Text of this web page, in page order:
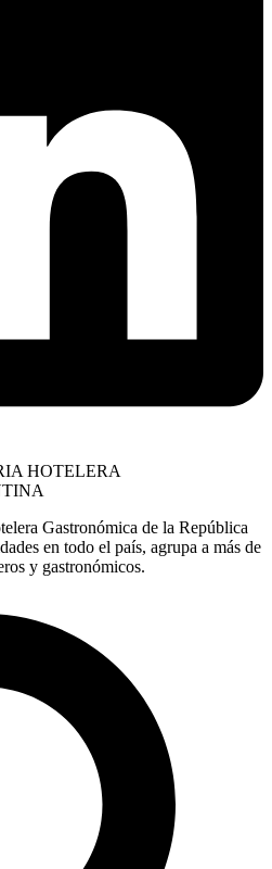
HOTELERA
Gastronómica de la República
en todo el país, agrupa a más de
y gastronómicos.